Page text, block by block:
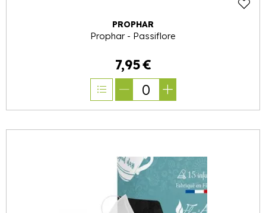
PROPHAR
Prophar - Passiflore
7,95€
0